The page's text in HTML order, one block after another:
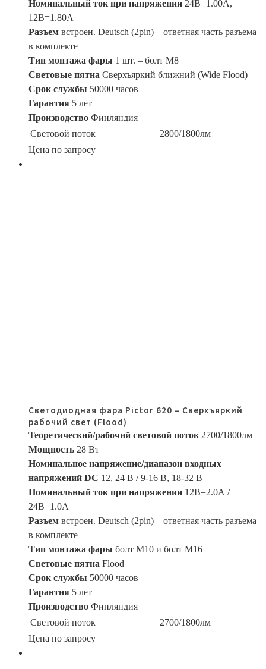
Номинальный ток при напряжении 24В=1.00A,
12В=1.80A
Разъем встроен. Deutsch (2pin) – ответная часть разъема
в комплекте
Тип монтажа фары 1 шт. – болт М8
Световые пятна Сверхъяркий ближний (Wide Flood)
Срок службы 50000 часов
Гарантия 5 лет
Производство Финляндия
Световой поток
2800/1800лм
Цена по запросу
Светодиодная фара Pictor 620 – Сверхъяркий
рабочий свет (Flood)
Теоретический/рабочий световой поток 2700/1800лм
Мощность 28 Вт
Номинальное напряжение/диапазон входных
напряжений DC 12, 24 В / 9-16 B, 18-32 В
Номинальный ток при напряжении 12В=2.0А /
24В=1.0A
Разъем встроен. Deutsch (2pin) – ответная часть разъема
в комплекте
Тип монтажа фары болт M10 и болт M16
Световые пятна Flood
Срок службы 50000 часов
Гарантия 5 лет
Производство Финляндия
Световой поток
2700/1800лм
Цена по запросу